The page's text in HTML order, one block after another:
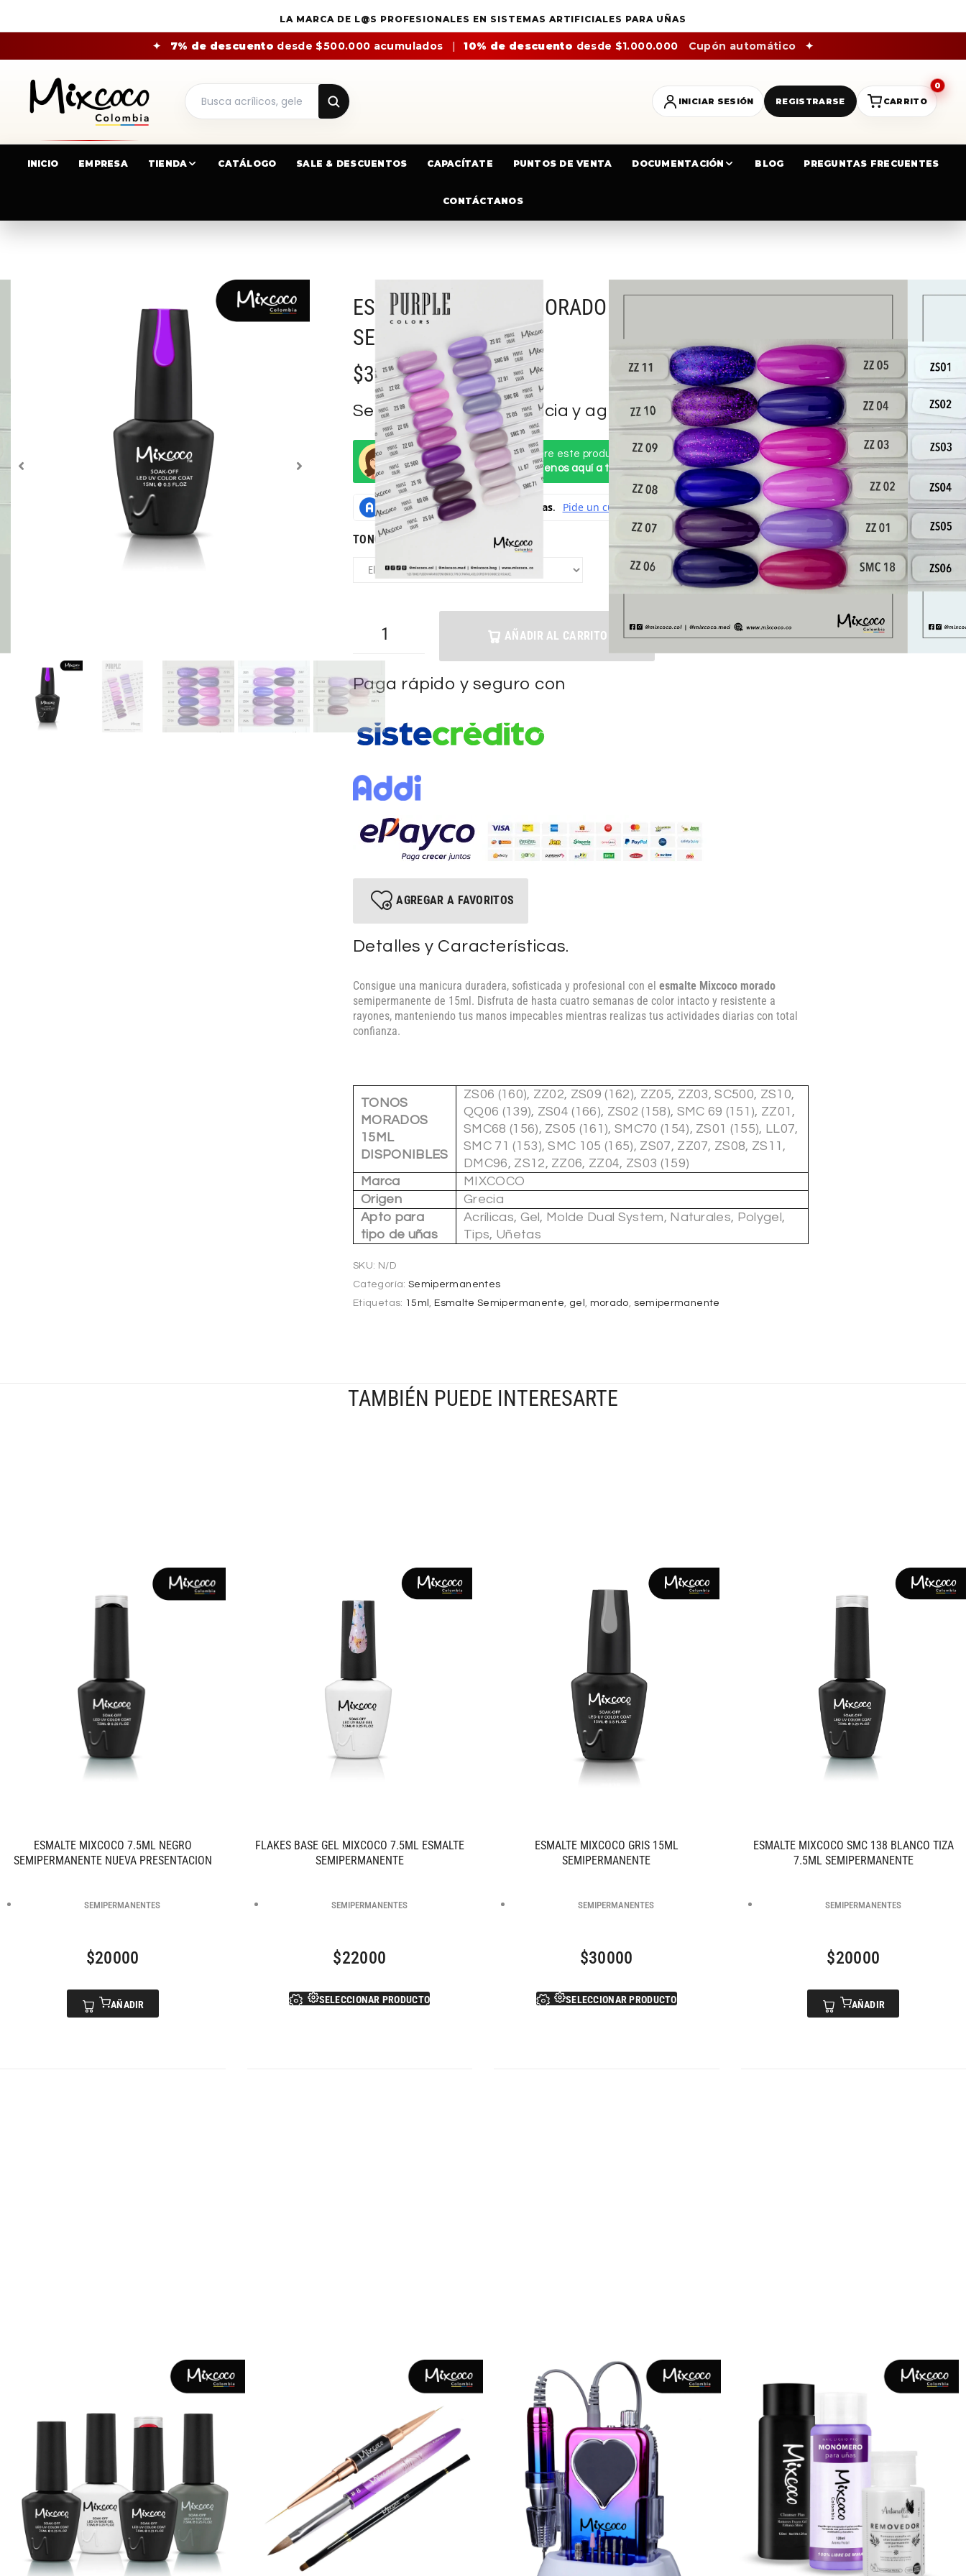
LA MARCA DE L@S PROFESIONALES EN SISTEMAS ARTIFICIALES PARA UÑAS
✦ 7% de descuento desde $500.000 acumulados | 10% de descuento desde $1.000.000 Cupón automático ✦
INICIAR SESIÓN REGISTRARSE
0
CARRITO
INICIO EMPRESA TIENDA CATÁLOGO SALE & DESCUENTOS CAPACÍTATE PUNTOS DE VENTA DOCUMENTACIÓN BLOG PREGUNTAS FRECUENTES
CONTÁCTANOS
ESMALTE MIXCOCO MORADO 15ML
SEMIPERMANENTE
$30000
Selecciona una referencia y agrégala al carrito
Mixcoco / Pregunta aquí sobre este producto
¿Necesitas ayuda? Contáctenos aquí a través de WhatsApp
TONOS MORADOS 15ML DISPONIBLES
AÑADIR AL CARRITO
Paga rápido y seguro con
AGREGAR A FAVORITOS
Detalles y Características.
Consigue una manicura duradera, sofisticada y profesional con el esmalte Mixcoco morado
semipermanente de 15ml. Disfruta de hasta cuatro semanas de color intacto y resistente a
rayones, manteniendo tus manos impecables mientras realizas tus actividades diarias con total
confianza.
TONOS
MORADOS
15ML
DISPONIBLES
ZS06 (160), ZZ02, ZS09 (162), ZZ05, ZZ03, SC500, ZS10,
QQ06 (139), ZS04 (166), ZS02 (158), SMC 69 (151), ZZ01,
SMC68 (156), ZS05 (161), SMC70 (154), ZS01 (155), LL07,
SMC 71 (153), SMC 105 (165), ZS07, ZZ07, ZS08, ZS11,
DMC96, ZS12, ZZ06, ZZ04, ZS03 (159)
Marca
MIXCOCO
Origen
Grecia
Apto para
tipo de uñas
Acrílicas, Gel, Molde Dual System, Naturales, Polygel,
Tips, Uñetas
SKU: N/D
Categoría: Semipermanentes
Etiquetas: 15ml ,Esmalte Semipermanente, gel , morado, semipermanente
TAMBIÉN PUEDE INTERESARTE
ESMALTE MIXCOCO 7.5ML NEGRO
SEMIPERMANENTE NUEVA PRESENTACION
SEMIPERMANENTES
$20000
AÑADIR
FLAKES BASE GEL MIXCOCO 7.5ML ESMALTE
SEMIPERMANENTE
SEMIPERMANENTES
$22000
SELECCIONAR PRODUCTO
ESMALTE MIXCOCO GRIS 15ML
SEMIPERMANENTE
SEMIPERMANENTES
$30000
SELECCIONAR PRODUCTO
ESMALTE MIXCOCO SMC 138 BLANCO TIZA
7.5ML SEMIPERMANENTE
SEMIPERMANENTES
$20000
AÑADIR
CATEGORÍAS PRINCIPALES